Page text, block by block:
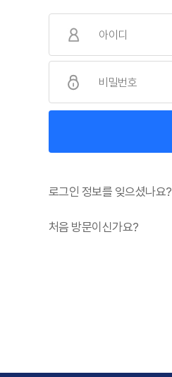
로그인 정보를 잊으셨나요?
처음 방문이신가요?